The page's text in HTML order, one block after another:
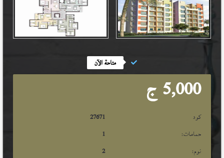
متاحة الآن
5,000 ج
كود
27671
حمامات:
1
نوم:
2